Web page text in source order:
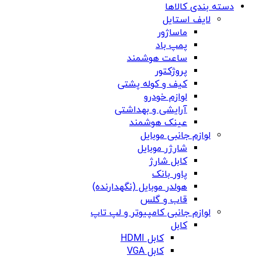
دسته بندی کالاها
لایف استایل
ماساژور
پمپ باد
ساعت هوشمند
پروژکتور
کیف و کوله پشتی
لوازم خودرو
آرایشی و بهداشتی
عینک هوشمند
لوازم جانبی موبایل
شارژر موبایل
کابل شارژ
پاور بانک
هولدر موبایل (نگهدارنده)
قاب و گلس
لوازم جانبی کامپیوتر و لپ تاپ
کابل
کابل HDMI
کابل VGA